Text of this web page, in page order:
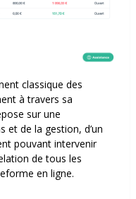
classique des
à travers sa
sur une
et de la gestion, d’un
pouvant intervenir
de tous les
en ligne.